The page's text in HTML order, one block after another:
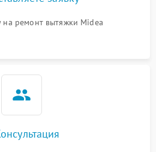
на ремонт вытяжки Midea